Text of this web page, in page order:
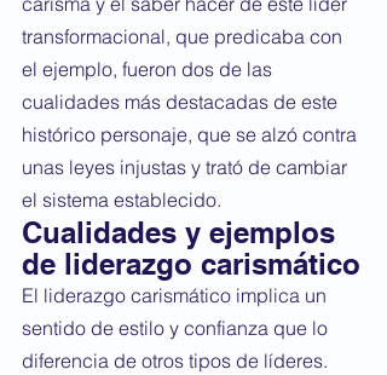
transformacional, que predicaba con
el ejemplo, fueron dos de las
cualidades más destacadas de este
histórico personaje, que se alzó contra
unas leyes injustas y trató de cambiar
el sistema establecido.
Cualidades y ejemplos
de liderazgo carismático
El liderazgo carismático implica un
sentido de estilo y confianza que lo
diferencia de otros tipos de líderes.